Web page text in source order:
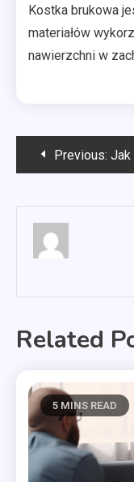
Kostka brukowa
materiałów
nawierzchni w
Nawigacja
Previous: Jak ocieplić okna
Related
5 MINS READ